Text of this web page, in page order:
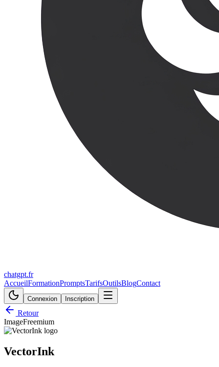
chatgpt.fr
AccueilFormationPromptsTarifsOutilsBlogContact
Connexion Inscription
Retour
ImageFreemium
VectorInk